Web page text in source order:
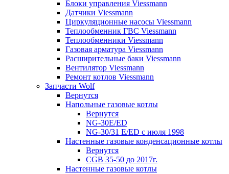
Блоки управления Viessmann
Датчики Viessmann
Циркуляционные насосы Viessmann
Теплообменник ГВС Viessmann
Теплообменники Viessmann
Газовая арматура Viessmann
Расширительные баки Viessmann
Вентилятор Viessmann
Ремонт котлов Viessmann
Запчасти Wolf
Вернутся
Напольные газовые котлы
Вернутся
NG-30E/ED
NG-30/31 E/ED с июля 1998
Настенные газовые конденсационные котлы
Вернутся
CGB 35-50 до 2017г.
Настенные газовые котлы